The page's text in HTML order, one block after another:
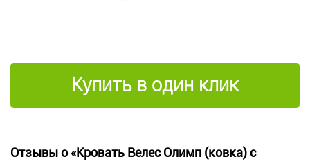
Купить в один клик
Отзывы о «Кровать Велес Олимп (ковка) с